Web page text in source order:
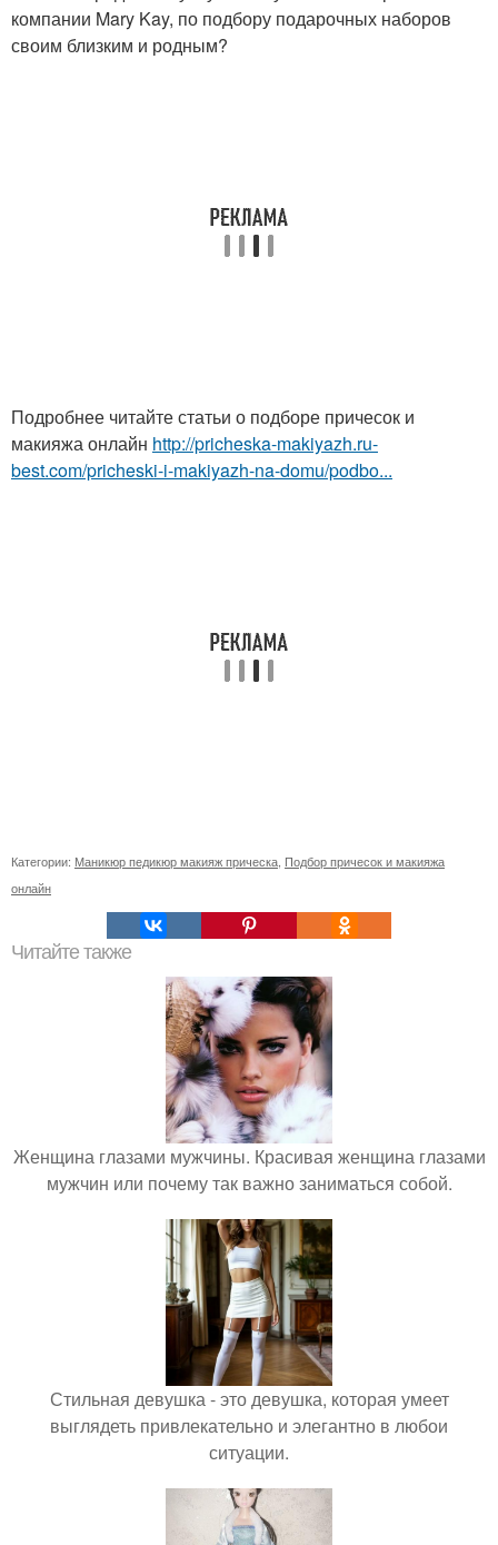
компании Mary Kay, по подбору подарочных наборов
своим близким и родным?
Подробнее читайте статьи о подборе причесок и
макияжа онлайн http://pricheska-makiyazh.ru-
best.com/pricheski-i-makiyazh-na-domu/podbo...
Категории: Маникюр педикюр макияж прическа Подбор причесок и макияжа
онлайн
Читайте также
Женщина глазами мужчины. Красивая женщина глазами
мужчин или почему так важно заниматься собой.
Стильная девушка - это девушка, которая умеет
выглядеть привлекательно и элегантно в любои
ситуации.